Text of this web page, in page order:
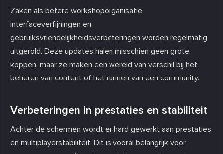
Zaken als betere workshoporganisatie,
interfaceverfijningen en
gebruiksvriendelijkheidsverbeteringen worden regelmatig
uitgerold. Deze updates halen misschien geen grote
koppen, maar ze maken een wereld van verschil bij het
beheren van content of het runnen van een community.
Verbeteringen in prestaties en stabiliteit
Achter de schermen wordt er hard gewerkt aan prestaties
en multiplayerstabiliteit. Dit is vooral belangrijk voor